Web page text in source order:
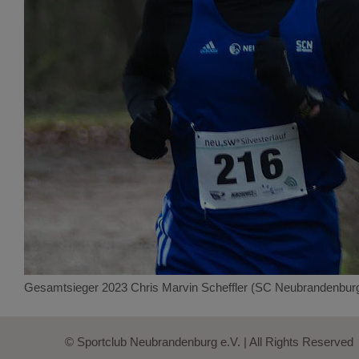
Gesamtsieger 2023 Chris Marvin Scheffler (SC
© Sportclub Neubrandenburg e.V. | All Rights Reserved